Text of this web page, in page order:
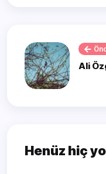
Ali
Henüz hiç